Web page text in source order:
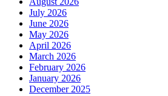
July 2026
June 2026
May 2026
April 2026
March 2026
February 2026
January 2026
December 2025